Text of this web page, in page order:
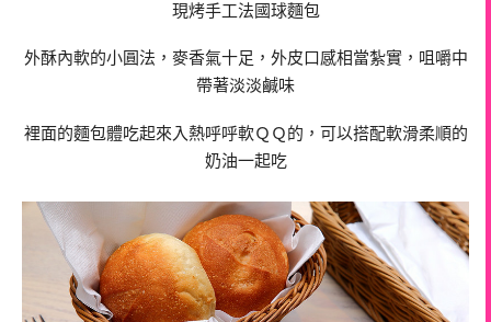
現烤手工法國球麵包
外酥內軟的小圓法，麥香氣十足，外皮口感相當紮實，咀嚼中
帶著淡淡鹹味
裡面的麵包體吃起來入熱呼呼軟ＱＱ的，可以搭配軟滑柔順的
奶油一起吃